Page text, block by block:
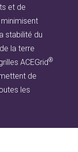
et de
stabilité du
la terre
ACEGrid®
de
les